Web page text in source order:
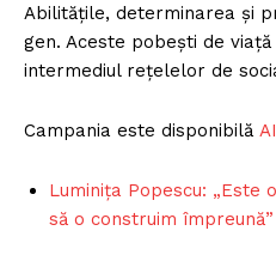
Abilitățile, determinarea și
gen. Aceste pobești de
intermediul rețelelor de
Campania este disponibilă
Luminița Popescu:
să o construim împreună”